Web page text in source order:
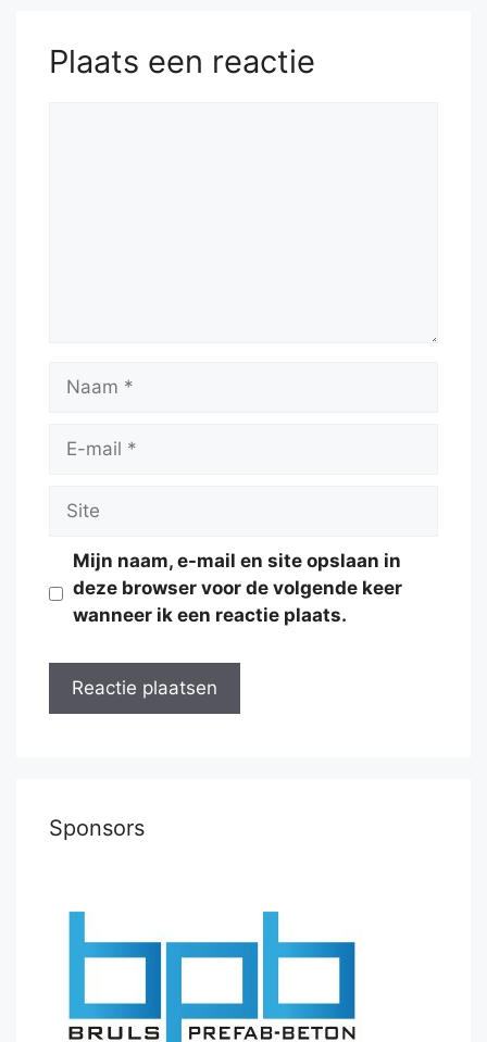
Plaats een reactie
Naam
Site
Mijn naam, e-mail en site opslaan in
deze browser voor de volgende keer
wanneer ik een reactie plaats.
Sponsors